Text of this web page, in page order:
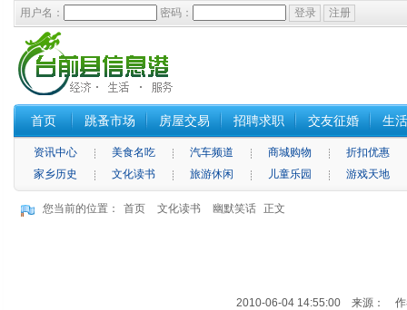
用户名： 密码：
首页 跳蚤市场 房屋交易 招聘求职 交友征婚 生
资讯中心 美食名吃 汽车频道 商城购物
折扣优惠
家乡历史
文化读书 旅游休闲 儿童乐园 游戏天地
您当前的位置： 首页 文化读书 幽默笑话 正文
2010-06-04 14:55:00 来源： 作